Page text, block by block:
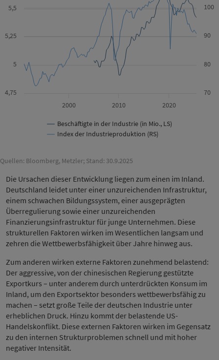
Beschäftigte in der Industrie (in Mio., LS)
Index der Industrieproduktion (RS)
2000 2010 2020
4,75
5
5,25
5,5
70
80
90
100
Quellen: Bloomberg, Metzler; Stand: 30.9.2025
Die Ursachen dieser Entwicklung liegen zum einen im Inland.
Deutschland leidet unter einer unzureichenden Infrastruktur,
einem schwachen Bildungssystem, einer ausgeprägten
Überregulierung sowie einer unzureichenden
Finanzierungsinfrastruktur für junge Unternehmen. Diese
strukturellen Faktoren wirken im Wesentlichen langsam und
zehren die Wettbewerbsfähigkeit über Jahre hinweg aus.
Zum anderen wirken externe Faktoren zunehmend belastend:
Der aggressive, von der chinesischen Regierung gestützte
Exportkurs – unter anderem durch unterdrückten Konsum im
Inland, um den Exportsektor besonders wettbewerbsfähig zu
machen – setzt große Teile der deutschen Industrie unter
erheblichen Druck. Hinzu kommt der belastende US-
Handelskonflikt. Diese externen Faktoren wirken im Gegensatz
zu den internen Strukturproblemen schnell und mit hoher
negativer Intensität.